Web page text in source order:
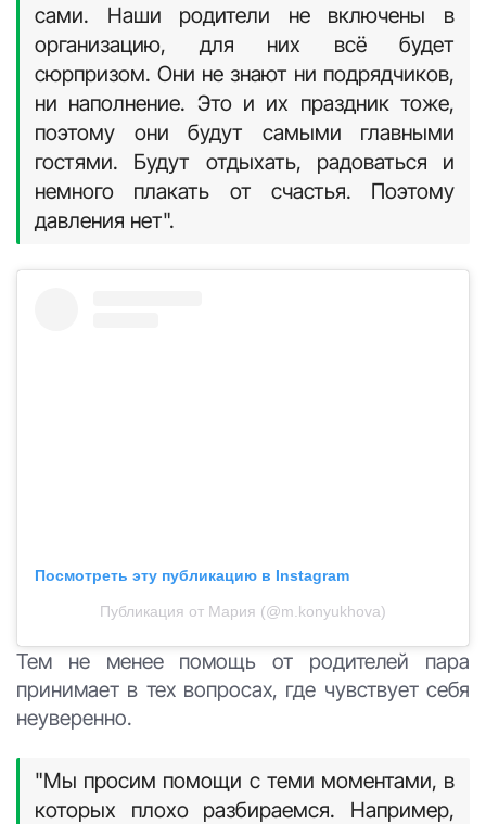
сами. Наши родители не включены в
организацию, для них всё будет
сюрпризом. Они не знают ни подрядчиков,
ни наполнение. Это и их праздник тоже,
поэтому они будут самыми главными
гостями. Будут отдыхать, радоваться и
немного плакать от счастья. Поэтому
давления нет".
Посмотреть эту публикацию в Instagram
Публикация от Мария (@m.konyukhova)
Тем не менее помощь от родителей пара
принимает в тех вопросах, где чувствует себя
неуверенно.
"Мы просим помощи с теми моментами, в
которых плохо разбираемся. Например,